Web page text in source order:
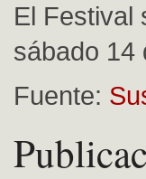
El Festival
sábado 14
Fuente: